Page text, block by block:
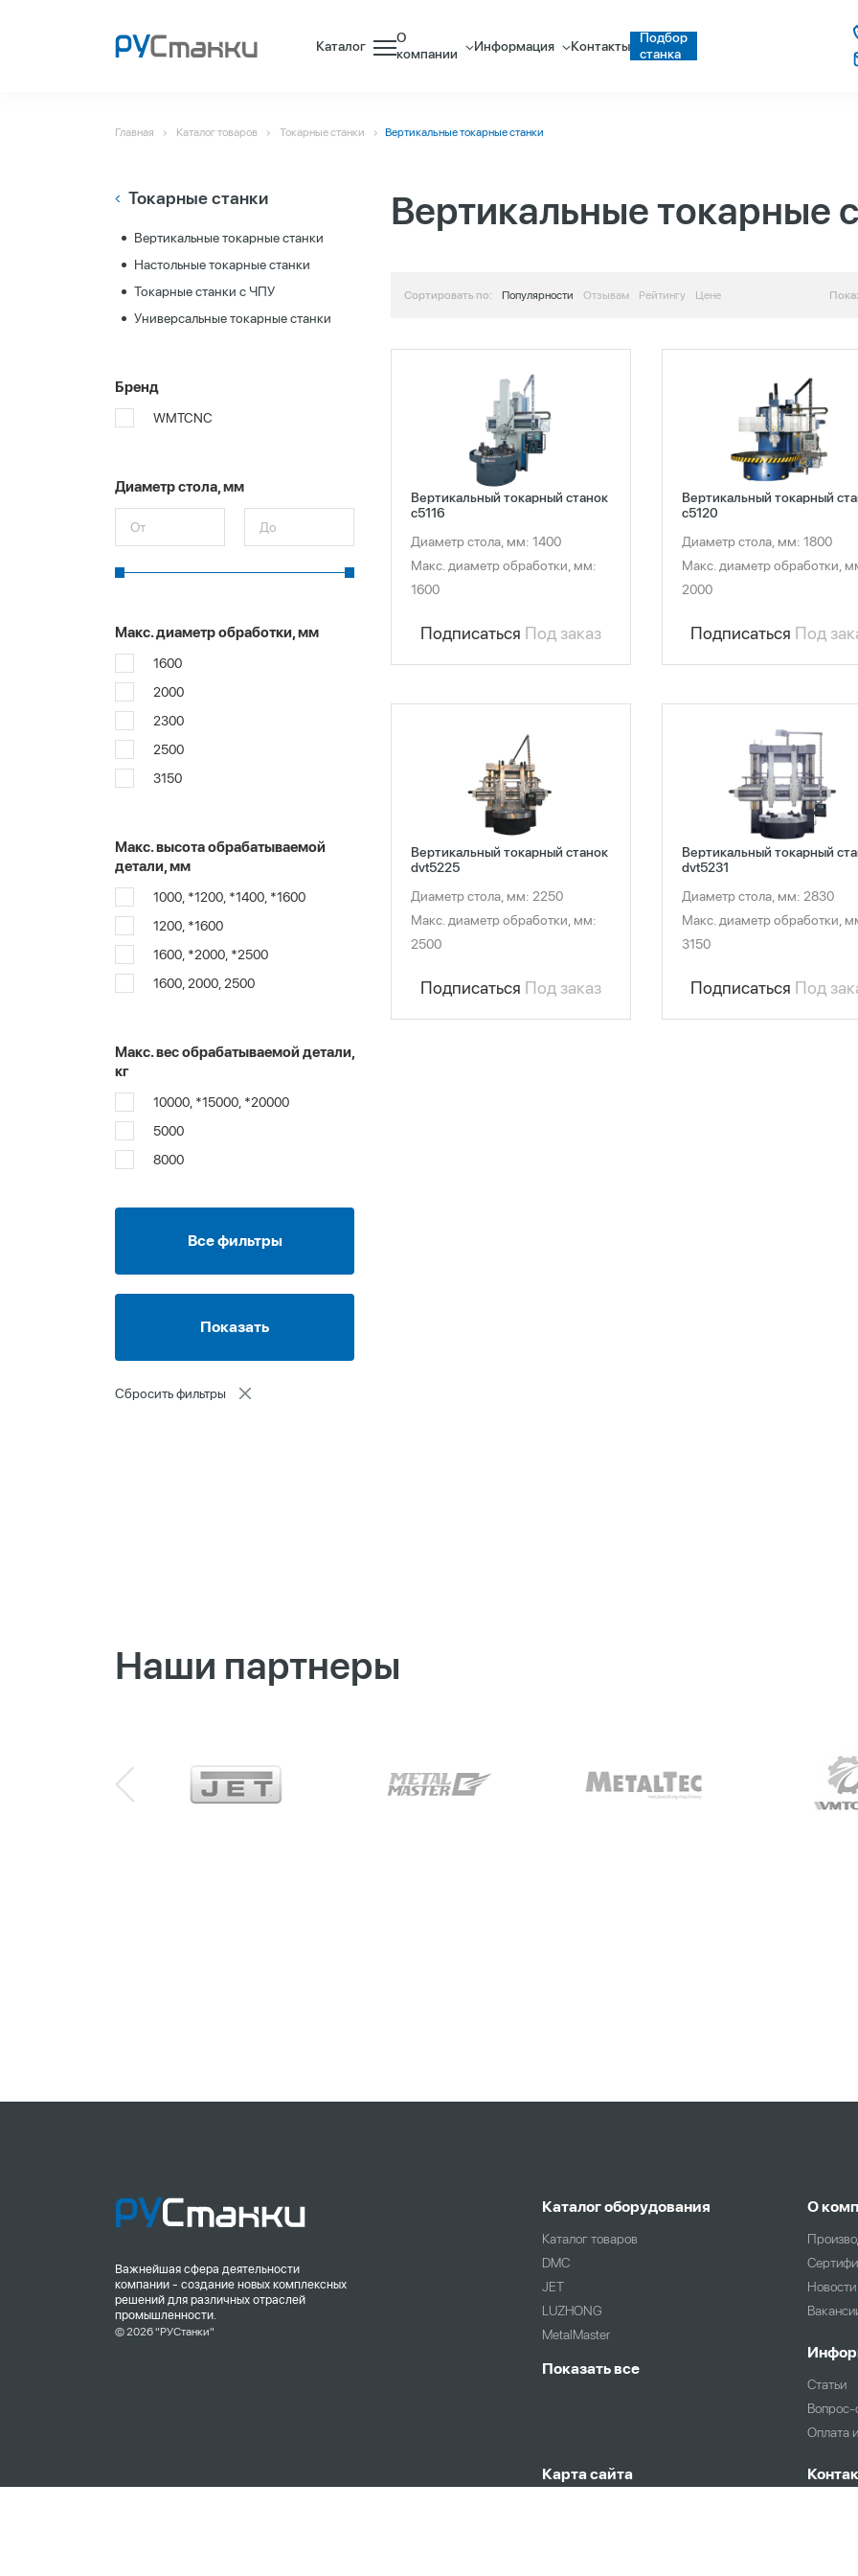
Каталог
О
компании
Информация Контакты
Подбор
станка
Главная Каталог товаров Токарные станки Вертикальные токарные станки
Токарные станки
Вертикальные токарные станки
Настольные токарные станки
Токарные станки c ЧПУ
Универсальные токарные станки
Бренд
WMTCNC
Диаметр стола, мм
Макс. диаметр обработки, мм
1600
2000
2300
2500
3150
Макс. высота обрабатываемой
детали, мм
1000, *1200, *1400, *1600
1200, *1600
1600, *2000, *2500
1600, 2000, 2500
Макс. вес обрабатываемой детали,
кг
10000, *15000, *20000
5000
8000
Все фильтры
Сбросить фильтры
Вертикальные токарные
Сортировать по: Популярности Отзывам Рейтингу Цене
Вертикальный токарный станок
c5116
Диаметр стола, мм: 1400
Макс. диаметр обработки, мм:
1600
Подписаться Под заказ
Вертикальный токарный
c5120
Диаметр стола, мм: 1800
Макс. диаметр обработки,
2000
Подписаться Под
Вертикальный токарный станок
dvt5225
Диаметр стола, мм: 2250
Макс. диаметр обработки, мм:
2500
Подписаться Под заказ
Вертикальный токарный
dvt5231
Диаметр стола, мм: 2830
Макс. диаметр обработки,
3150
Подписаться Под
Наши партнеры
Важнейшая сфера деятельности
компании - создание новых комплексных
решений для различных отраслей
промышленности.
© 2026 "РУСтанки"
Каталог оборудования
Каталог товаров
DMC
JET
LUZHONG
MetalMaster
Показать все
Карта сайта
О
Новости
Статьи
Вопрос-
Оплата